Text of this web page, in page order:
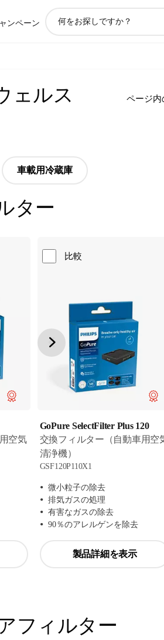
ンペーン
ト
ェルス
ページ内
車載用冷蔵庫
ター
空気
比較
GoPure SelectFilter Plus 120
交換フィルター（自動車用空
清浄機）
GSF120P110X1
微小粒子の除去
排気ガスの処理
有害なガスの除去
90％のアレルゲンを除去
製品詳細を表示
フィルター